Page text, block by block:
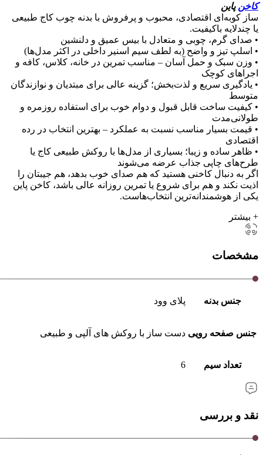
کاخن پاین
ساز کوبه‌ای اقتصادی، محبوب و پرفروش با بدنه چوب کاج طبیعی
یا چندلایه باکیفیت.
• صدای گرم، چوبی و متعادل با بیس عمیق و دلنشین
• اسلپ تیز و واضح (به لطف سیم اسنیر داخلی در اکثر مدل‌ها)
• وزن سبک و حمل آسان – مناسب تمرین در خانه، کلاس، کافه و
اجراهای کوچک
• یادگیری سریع و لذت‌بخش؛ گزینه عالی برای مبتدیان و نوازندگان
متوسط
• کیفیت ساخت قابل قبول و دوام خوب برای استفاده روزمره و
طولانی‌مدت
• قیمت بسیار مناسب نسبت به عملکرد – بهترین انتخاب در رده
اقتصادی
• ظاهر ساده و زیبا؛ بسیاری از مدل‌ها با روکش طبیعی کاج یا
طرح‌های چاپی جذاب عرضه می‌شوند
اگر به دنبال کاخنی هستید که هم صدای خوب بدهد، هم جیبتان را
اذیت نکند و هم برای شروع یا تمرین روزانه عالی باشد، کاخن پاین
یکی از هوشمندانه‌ترین انتخاب‌هاست.
+ بیشتر
مشخصات
جنس بدنه پلای وود
جنس صفحه رویی دست ساز با روکش های آلپی و طبیعی
تعداد سیم 6
نقد و بررسی